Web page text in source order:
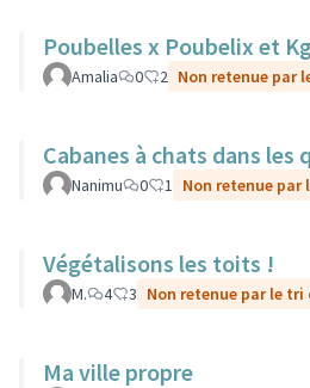
Poubelles x Poubelix et
Amalia 0 2 Non retenue par
Cabanes à chats dans les
Nanimu 0 1 Non retenue par
Végétalisons les toits !
M. 4 3 Non retenue par le tri
Ma ville propre